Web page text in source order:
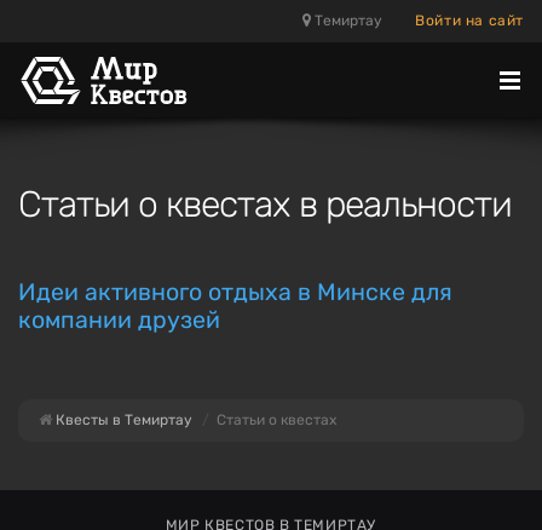
Темиртау Войти на сайт
Статьи о квестах в реальности
Идеи активного отдыха в Минске для
компании друзей
Квесты в Темиртау Статьи о квестах
МИР КВЕСТОВ В ТЕМИРТАУ